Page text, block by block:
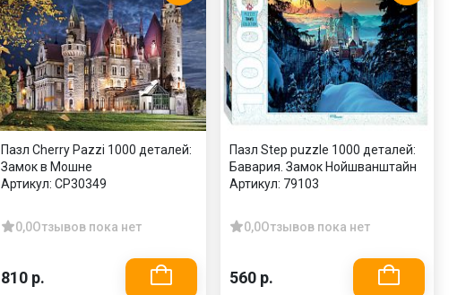
Пазл Cherry Pazzi 1000 деталей:
Замок в Мошне
Артикул: CP30349
0,0Отзывов пока нет
810 р.
Пазл Step puzzle 1000 деталей:
Бавария. Замок Нойшванштайн
Артикул: 79103
0,0Отзывов пока нет
560 р.